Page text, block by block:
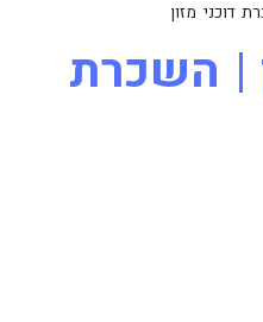
דוכני מזון
| השכרת